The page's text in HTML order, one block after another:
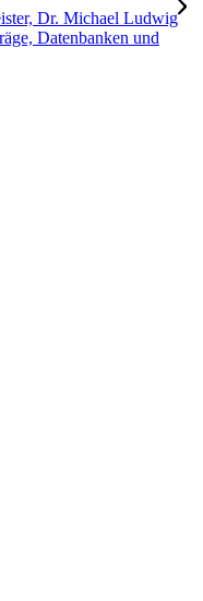
Dr. Michael Ludwig
Datenbanken und